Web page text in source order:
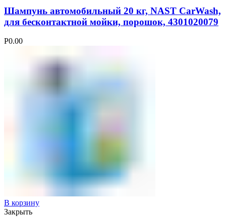
Шампунь автомобильный 20 кг, NAST CarWash,
для бесконтактной мойки, порошок, 4301020079
Р0.00
В корзину
Закрыть